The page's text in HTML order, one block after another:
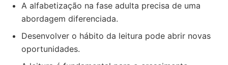
A alfabetização na fase adulta precisa de uma
abordagem diferenciada.
Desenvolver o hábito da leitura pode abrir novas
oportunidades.